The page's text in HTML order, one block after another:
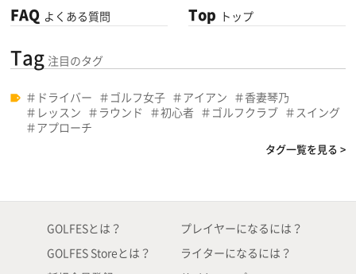
FAQ よくある質問 Top トップ
Tag 注目のタグ
ドライバー ゴルフ女子 アイアン
香妻琴乃
レッスン
ラウンド 初心者 ゴルフクラブ
スイング
アプローチ
タグ一覧を見る >
GOLFESとは？
GOLFES Storeとは？
プレイヤーになるには？
ライターになるには？